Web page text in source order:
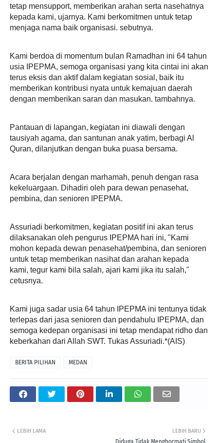
tetap mensupport, memberikan arahan serta nasehatnya
kepada kami, ujarnya. Kami berkomitmen untuk tetap
menjaga nama baik organisasi. sebutnya.
Kami berdoa di momentum bulan Ramadhan ini 64 tahun
usia IPEPMA, semoga organisasi yang kita cintai ini akan
terus eksis dan aktif dalam kegiatan sosial, baik itu
memberikan kontribusi nyata untuk kemajuan daerah
dengan memberikan saran dan masukan. tambahnya.
Pantauan di lapangan, kegiatan ini diawali dengan
tausiyah agama, dan santunan anak yatim, berbagi Al
Quran, dilanjutkan dengan buka puasa bersama.
Acara berjalan dengan marhamah, penuh dengan rasa
kekeluargaan. Dihadiri oleh para dewan penasehat,
pembina, dan senioren IPEPMA.
Assuriadi berkomitmen, kegiatan positif ini akan terus
dilaksanakan oleh pengurus IPEPMA hari ini, "Kami
mohon kepada dewan penasehat/pembina, dan senioren
untuk tetap memberikan nasihat dan arahan kepada
kami, tegur kami bila salah, ajari kami jika itu salah,"
cetusnya.
Kami juga sadar usia 64 tahun IPEPMA ini tentunya tidak
terlepas dari jasa senioren dan pendahulu IPEPMA, dan
semoga kedepan organisasi ini tetap mendapat ridho dan
keberkahan dari Allah SWT. Tukas Assuriadi.*(AIS)
BERITA PILIHAN MEDAN
LEBIH BARU
Diduga Tidak Menghormati Simbol
LEBIH LAMA